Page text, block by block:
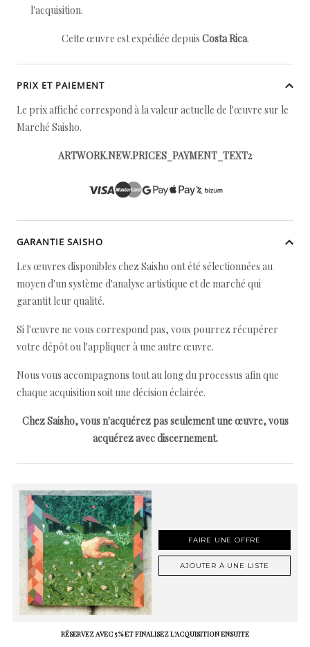
l'acquisition.
Cette œuvre est expédiée depuis Costa Rica.
PRIX ET PAIEMENT
Le prix affiché correspond à la valeur actuelle de l'œuvre sur le
Marché Saisho.
ARTWORK.NEW.PRICES_PAYMENT_TEXT2
GARANTIE SAISHO
Les œuvres disponibles chez Saisho ont été sélectionnées au
moyen d'un système d'analyse artistique et de marché qui
garantit leur qualité.
Si l'œuvre ne vous correspond pas, vous pourrez récupérer
votre dépôt ou l'appliquer à une autre œuvre.
Nous vous accompagnons tout au long du processus afin que
chaque acquisition soit une décision éclairée.
Chez Saisho, vous n'acquérez pas seulement une œuvre, vous
acquérez avec discernement.
FAIRE UNE OFFRE
AJOUTER À UNE LISTE
RÉSERVEZ AVEC 5 % ET FINALISEZ L'ACQUISITION ENSUITE